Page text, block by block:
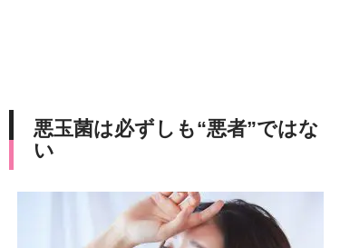
悪玉菌は必ずしも“悪者”ではな
い